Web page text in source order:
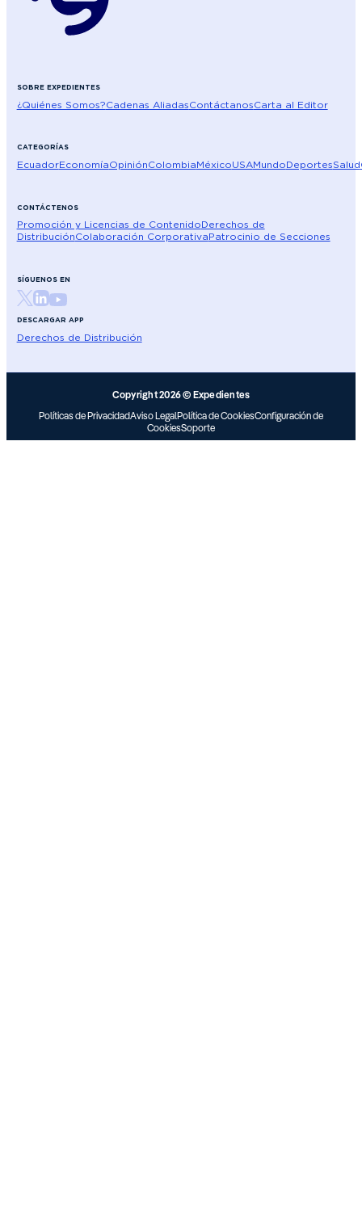
SOBRE EXPEDIENTES
¿Quiénes Somos?Cadenas AliadasContáctanosCarta al Editor
CATEGORÍAS
EcuadorEconomíaOpiniónColombiaMéxicoUSAMundoDeportesSalud
CONTÁCTENOS
Promoción y Licencias de ContenidoDerechos de
DistribuciónColaboración CorporativaPatrocinio de Secciones
SÍGUENOS EN
DESCARGAR APP
Derechos de Distribución
Copyright 2026 © Expedientes
Políticas de PrivacidadAviso LegalPolítica de CookiesConfiguración de
CookiesSoporte